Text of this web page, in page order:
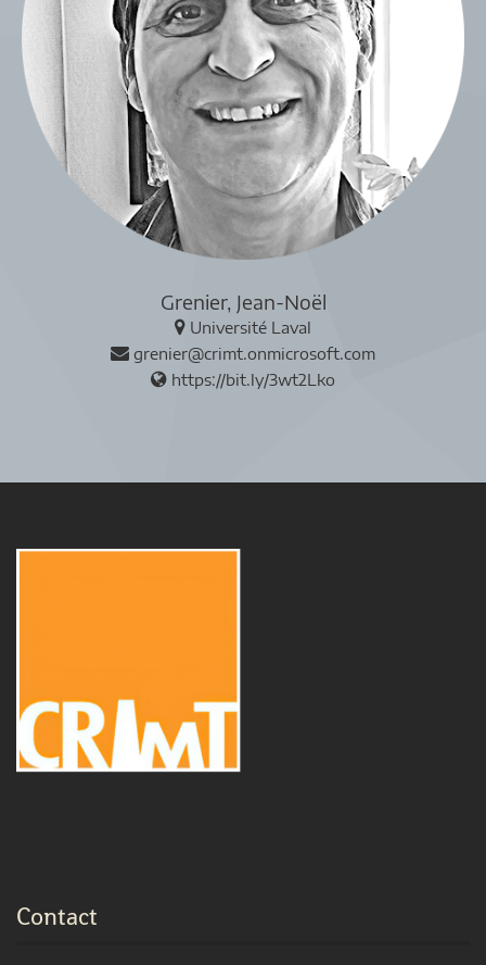
Grenier, Jean-Noël
Université Laval
grenier@crimt.onmicrosoft.com
https://bit.ly/3wt2Lko
Contact